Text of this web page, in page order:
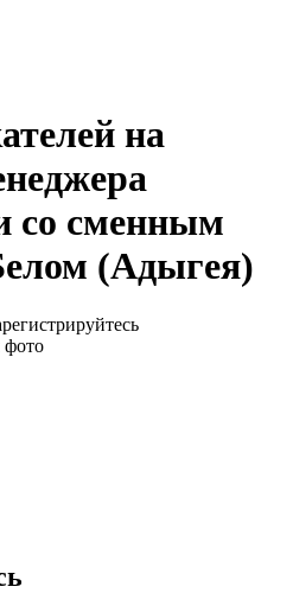
на
со сменным
(Адыгея)
фото